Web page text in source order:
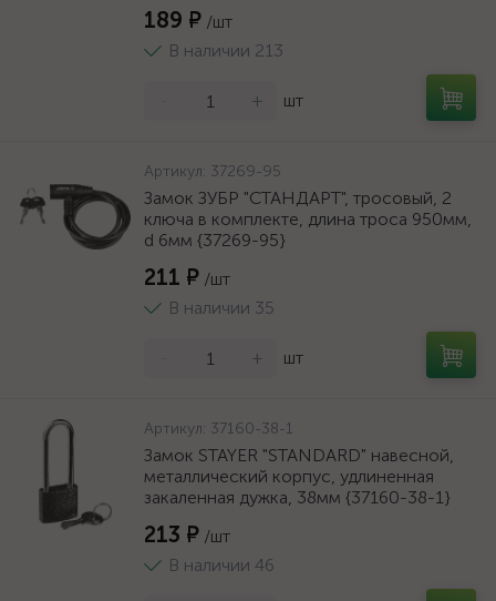
189 ₽ /шт
В наличии 213
+ шт
Артикул: 37269-95
Замок ЗУБР "СТАНДАРТ", тросовый, 2
ключа в комплекте, длина троса 950мм,
d 6мм {37269-95}
211 ₽ /шт
В наличии 35
+ шт
Артикул: 37160-38-1
Замок STAYER "STANDARD" навесной,
металлический корпус, удлиненная
закаленная дужка, 38мм {37160-38-1}
213 ₽ /шт
В наличии 46